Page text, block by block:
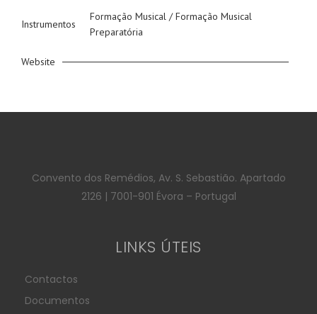
Instrumentos
Formação Musical / Formação Musical
Preparatória
Website
Convento dos Remédios, Av. S. Sebastião. Apartado
2126 | 7001-901 Évora – Portugal
LINKS ÚTEIS
Contactos
Documentos